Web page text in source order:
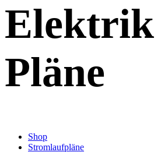
Elektrik
Pläne
Shop
Stromlaufpläne